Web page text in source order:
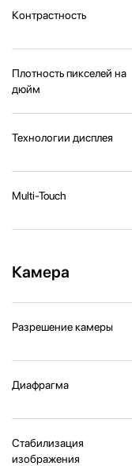
Контрастность
Плотность пикселей на
дюйм
Технологии дисплея
Multi-Touch
Камера
Разрешение камеры
Диафрагма
Стабилизация
изображения